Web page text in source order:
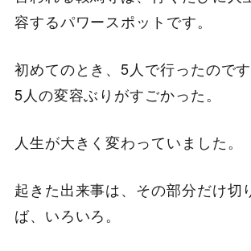
容するパワースポットです。
初めてのとき、5人で行ったので
5人の変容ぶりがすごかった。
人生が大きく変わっていました。
起きた出来事は、その部分だけ切
ば、いろいろ。